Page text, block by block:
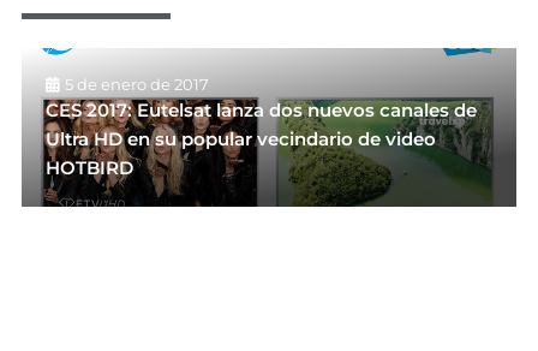
5 de enero de 2017
CES 2017: Eutelsat lanza dos nuevos canales de
Ultra HD en su popular vecindario de video
HOTBIRD